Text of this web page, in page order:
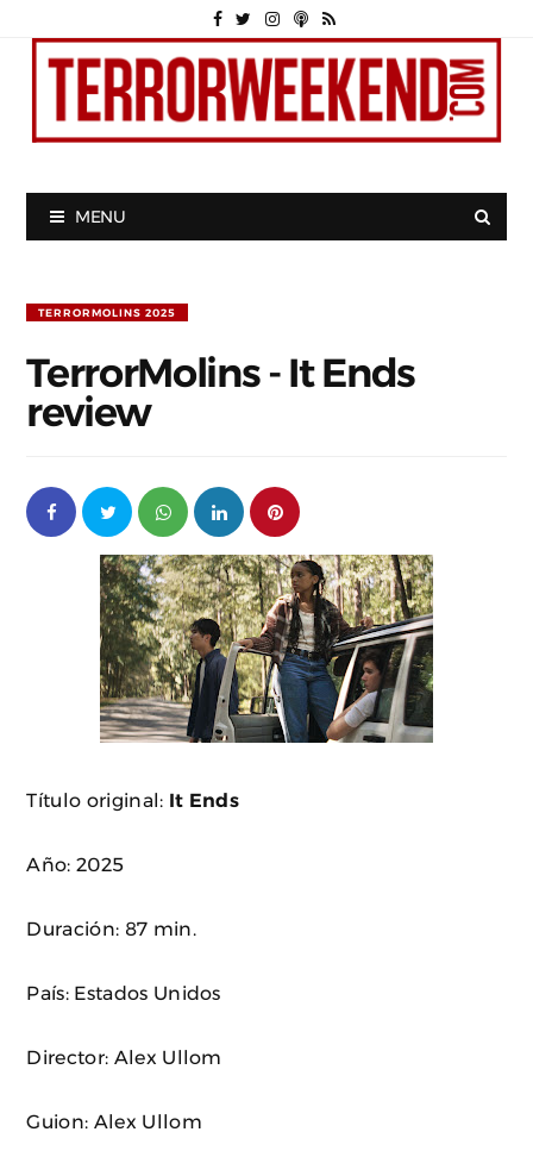
MENU
TERRORMOLINS 2025
TerrorMolins - It Ends
review
Título original: It Ends
Año: 2025
Duración: 87 min.
País: Estados Unidos
Director: Alex Ullom
Guion: Alex Ullom